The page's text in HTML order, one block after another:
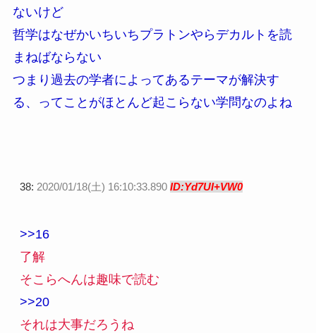
ないけど
哲学はなぜかいちいちプラトンやらデカルトを読
まねばならない
つまり過去の学者によってあるテーマが解決す
る、ってことがほとんど起こらない学問なのよね
38: 2020/01/18(土) 16:10:33.890 ID:Yd7UI+VW0
>>16
了解
そこらへんは趣味で読む
>>20
それは大事だろうね